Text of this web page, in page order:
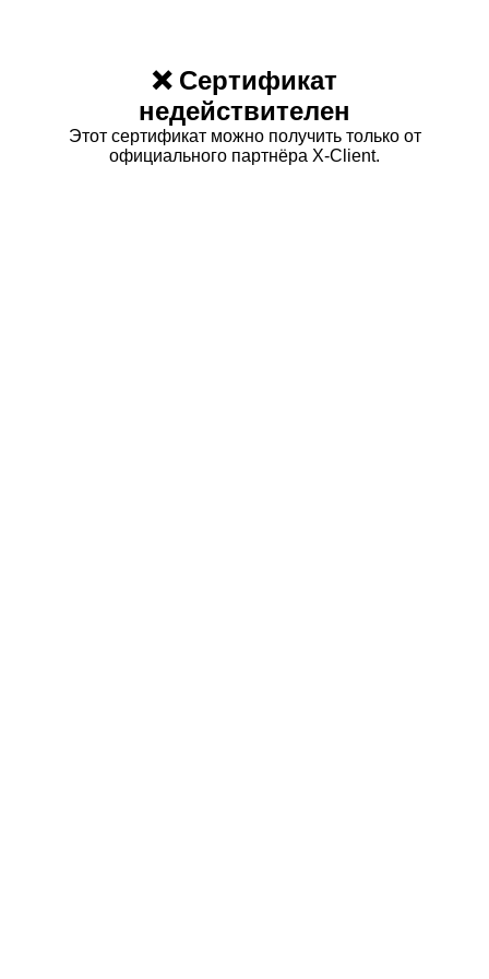
❌ Сертификат
недействителен
Этот сертификат можно получить только от
официального партнёра X-Client.